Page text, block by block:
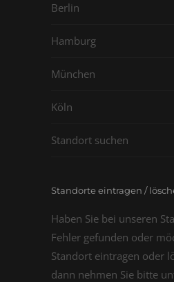
Berlin
Hamburg
München
Köln
Standort suchen
Standorte eintragen /
Haben Sie bei unseren
Fehler gefunden oder
Standort eintragen oder
dann nehmen Sie bitte